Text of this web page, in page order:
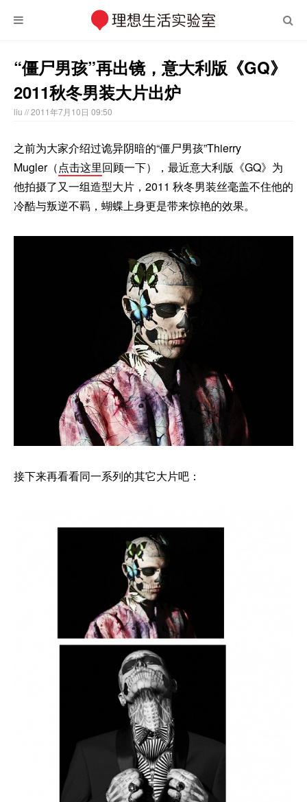
“僵尸男孩”再出镜，意大利版《GQ》
2011秋冬男装大片出炉
liu // 2011年7月10日 09:50
之前为大家介绍过诡异阴暗的“僵尸男孩”Thierry
Mugler（点击这里回顾一下），最近意大利版《GQ》为
他拍摄了又一组造型大片，2011 秋冬男装丝毫盖不住他的
冷酷与叛逆不羁，蝴蝶上身更是带来惊艳的效果。
接下来再看看同一系列的其它大片吧：